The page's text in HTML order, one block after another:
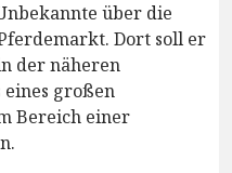
über die
Dort soll er
der näheren
eines großen
Bereich einer